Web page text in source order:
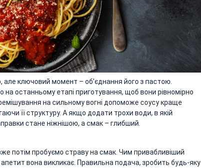
але ключовий момент – об’єднання його з пастою.
останньому етапі приготування, щоб вони рівномірно
на сильному вогні допоможе соусу краще
її структуру. А якщо додати трохи води, в якій
стане ніжнішою, а смак – глибший.
потім пробуємо страву на смак. Чим привабливіший
вона викликає. Правильна подача, зробить будь-яку